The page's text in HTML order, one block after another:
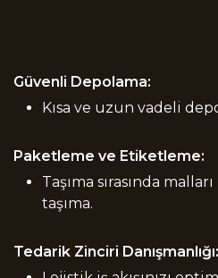
Güvenli Depolama:
Kısa ve uzun vadeli
Paketleme ve Etiketleme:
Taşıma sırasında
taşıma.
Tedarik Zinciri Danışmanlığı: